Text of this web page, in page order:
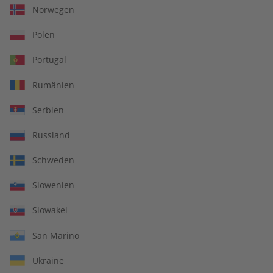
sei denn, dass solche Schäden vom Verlag oder seinen
worden sind.
In jeder Ausgabe spannende Einblicke und aktuelle Berichte
Norwegen
Polen
Portugal
Rumänien
Serbien
Russland
Schweden
Slowenien
Slowakei
San Marino
Ukraine